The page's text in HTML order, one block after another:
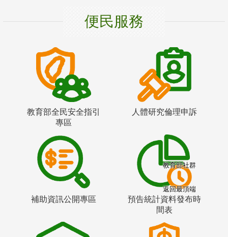
便民服務
教育部全民安全指引
專區
人體研究倫理申訴
補助資訊公開專區
預告統計資料發布時
間表
教育部社群
返回最頂端